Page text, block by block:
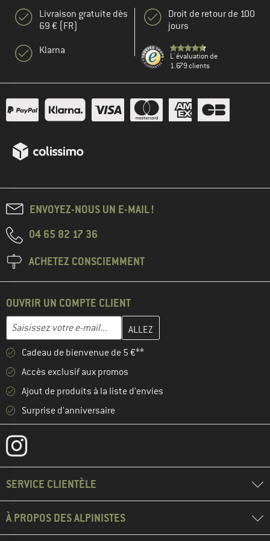
Livraison gratuite dès
69 € (FR)
Klarna
Droit de retour de 100
jours
L' évaluation de
1.679 clients
ENVOYEZ-NOUS UN E-MAIL !
04 65 82 17 36
ACHETEZ CONSCIEMMENT
OUVRIR UN COMPTE CLIENT
Adresse e-mail
Entrez votre adresse e-mail ici et créez votre compte client à la
Cadeau de bienvenue de 5 €**
Accès exclusif aux promos
Ajout de produits à la liste d'envies
Surprise d'anniversaire
SERVICE CLIENTÈLE
À PROPOS DES ALPINISTES